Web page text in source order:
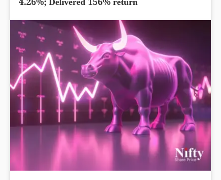
4.26%; Delivered 156% return